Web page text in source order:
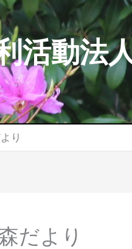
活動法
り
だより